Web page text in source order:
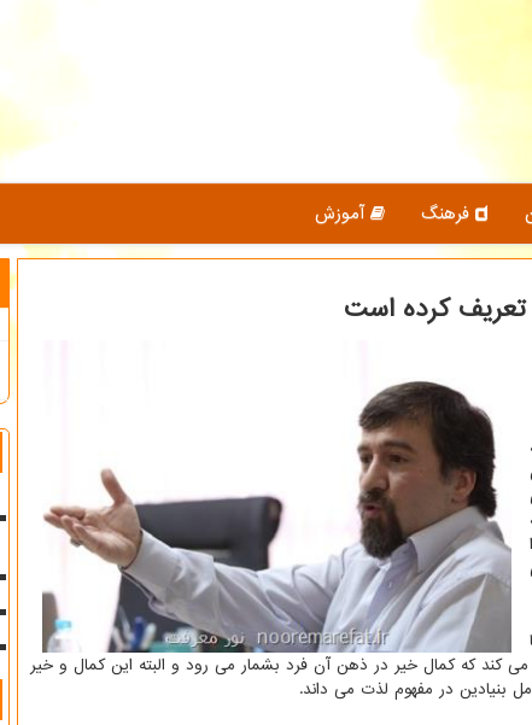
فرهنگ آموزش
تعریف كرده است
کند که کمال خیر در ذهن آن فرد بشمار می رود و البته این کمال و خیر
بنیادین در مفهوم لذت می داند.